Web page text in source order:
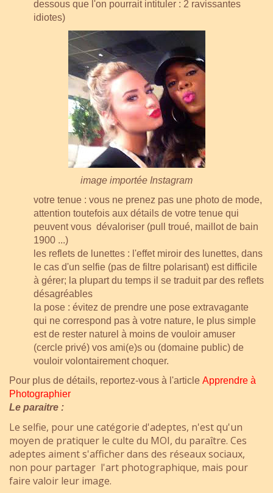
dessous que l'on pourrait intituler : 2 ravissantes
idiotes)
image importée Instagram
votre tenue : vous ne prenez pas une photo de mode,
attention toutefois aux détails de votre tenue qui
peuvent vous dévaloriser (pull troué, maillot de bain
1900 ...)
les reflets de lunettes : l'effet miroir des lunettes, dans
le cas d'un selfie (pas de filtre polarisant) est difficile
à gérer; la plupart du temps il se traduit par des reflets
désagréables
la pose : évitez de prendre une pose extravagante
qui ne correspond pas à votre nature, le plus simple
est de rester naturel à moins de vouloir amuser
(cercle privé) vos ami(e)s ou (domaine public) de
vouloir volontairement choquer.
Pour plus de détails, reportez-vous à l'article Apprendre à
Photographier
Le paraitre :
Le selfie, pour une catégorie d'adeptes, n'est qu'un
moyen de pratiquer le culte du MOI, du paraître. Ces
adeptes aiment s'afficher dans des réseaux sociaux,
non pour partager l'art photographique, mais pour
faire valoir leur image.